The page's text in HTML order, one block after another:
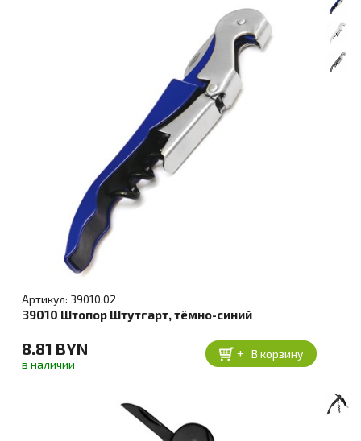
Артикул: 39010.02
39010 Штопор Штутгарт, тёмно-синий
8.81 BYN
в наличии
+ В корзину